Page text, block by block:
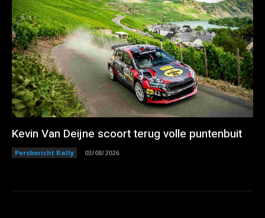
Kevin Van Deijne scoort terug volle puntenbuit
Persbericht Rally 03/08/2026